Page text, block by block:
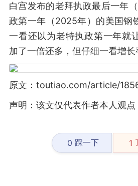
白宫发布的老拜执政最后一年
政第一年（2025年）的美国钢
一看还以为老特执政第一年就
加了一倍还多，但仔细一看增长
原文：toutiao.com/article/
声明：该文仅代表作者本人观点
0 踩一下 1